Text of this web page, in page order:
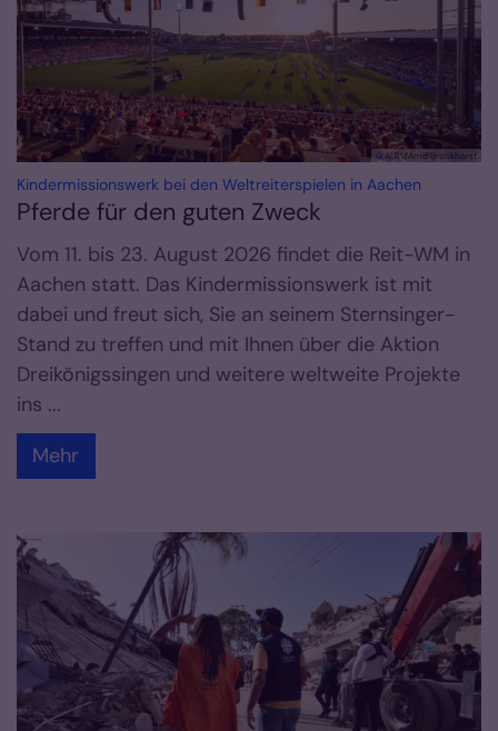
© ALRV/Arnd Brockhorst
Kindermissionswerk bei den Weltreiterspielen in Aachen
Pferde für den guten Zweck
Vom 11. bis 23. August 2026 findet die Reit-WM in
Aachen statt. Das Kindermissionswerk ist mit
dabei und freut sich, Sie an seinem Sternsinger-
Stand zu treffen und mit Ihnen über die Aktion
Dreikönigssingen und weitere weltweite Projekte
ins ...
Mehr